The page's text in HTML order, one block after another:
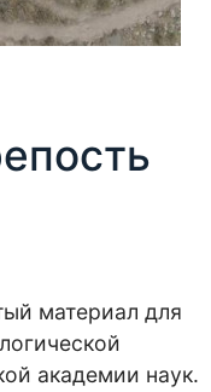
материал для
академии наук.